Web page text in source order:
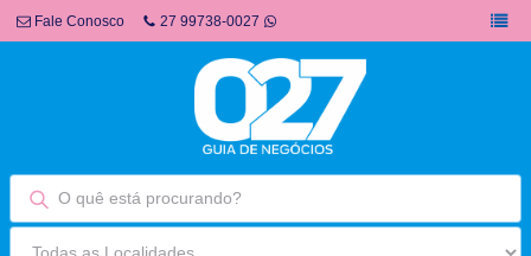
Fale Conosco 27 99738-0027